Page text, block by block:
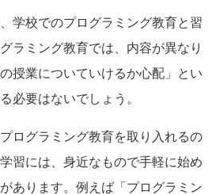
学校でのプログラミング教育と習
ラミング教育では、内容が異なり
授業についていけるか心配」とい
必要はないでしょう。
ログラミング教育を取り入れるの
習には、身近なもので手軽に始め
あります。例えば「プログラミン